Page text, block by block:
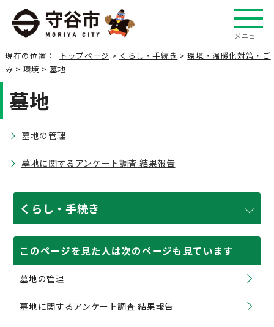
メニュー
現在の位置： トップページ > くらし・手続き >環境・温暖化対策・ご
み > 環境 > 墓地
墓地
墓地の管理
墓地に関するアンケート調査 結果報告
くらし・手続き
このページを見た人は次のページも見ています
墓地の管理
墓地に関するアンケート調査 結果報告